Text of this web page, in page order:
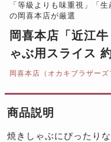
「等級よりも味重視」「
の岡喜本店が厳選
岡喜本店「近江
ゃぶ用スライス
岡喜本店（オカキブラザーズ
商品説明
焼きしゃぶにぴったり